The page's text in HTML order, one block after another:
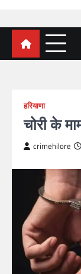
हरियाणा
चोरी के
crimehilore